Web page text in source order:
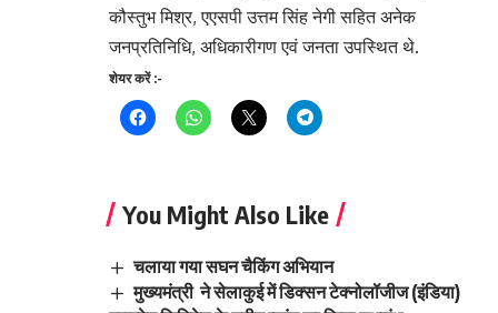
कौस्तुभ मिश्र, एएसपी उत्तम सिंह नेगी सहित अनेक
जनप्रतिनिधि, अधिकारीगण एवं जनता उपस्थित थे.
शेयर करें :-
You Might Also Like
चलाया गया सघन चैकिंग अभियान
मुख्यमंत्री ने सेलाकुई में डिक्सन टेक्नोलॉजीज (इंडिया)